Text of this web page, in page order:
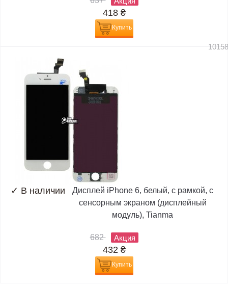
418 ₴
Купить
✓ В наличии
Дисплей iPhone 6, белый, с рамкой, с
сенсорным экраном (дисплейный
модуль), Tianma
682 Акция
432 ₴
Купить